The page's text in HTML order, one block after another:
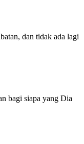
dan tidak ada lagi
bagi siapa yang Dia